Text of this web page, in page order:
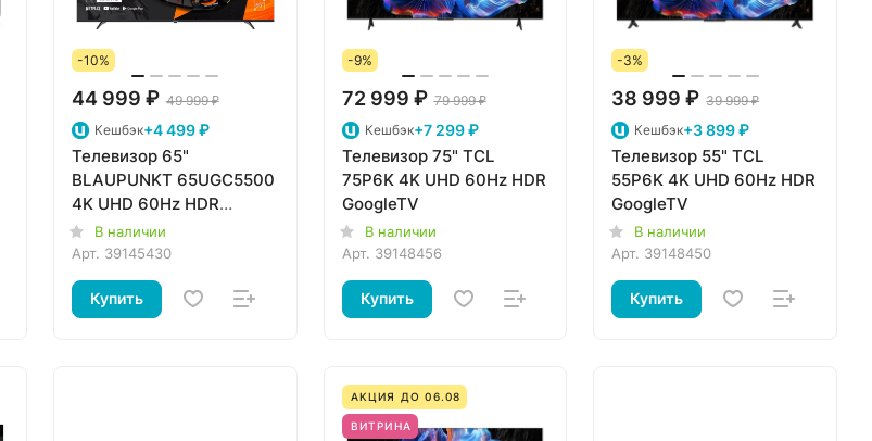
-10%
44 999 ₽ 49 999 ₽
Кешбэк+4 499 ₽
Телевизор 65"
BLAUPUNKT 65UGC5500
4K UHD 60Hz HDR
GoogleTV
В наличии
Арт. 39145430
Купить
-9%
72 999 ₽ 79 999 ₽
Кешбэк+7 299 ₽
Телевизор 75" TCL
75P6K 4K UHD 60Hz HDR
GoogleTV
В наличии
Арт. 39148456
Купить
-3%
38 999 ₽ 39 999 ₽
Кешбэк+3 899 ₽
Телевизор 55" TCL
55P6K 4K UHD 60Hz HDR
GoogleTV
В наличии
Арт. 39148450
Купить
АКЦИЯ ДО 06.08
ВИТРИНА